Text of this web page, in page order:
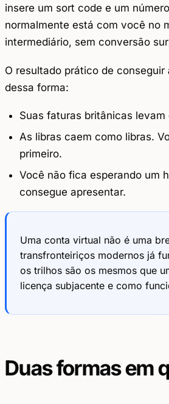
insere um sort code e um
normalmente está com você no
intermediário, sem conversão
O resultado prático de conseguir
dessa forma:
Suas faturas britânicas
As libras caem como libras.
primeiro.
Você não fica esperando um
consegue apresentar.
Uma conta virtual não é uma
transfronteiriços modernos já
os trilhos são os mesmos que
licença subjacente e como
Duas formas em